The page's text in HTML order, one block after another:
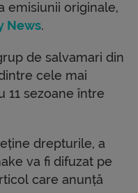
emisiunii originale,
News.
de salvamari din
cele mai
11 sezoane între
drepturile, a
va fi difuzat pe
care anunță